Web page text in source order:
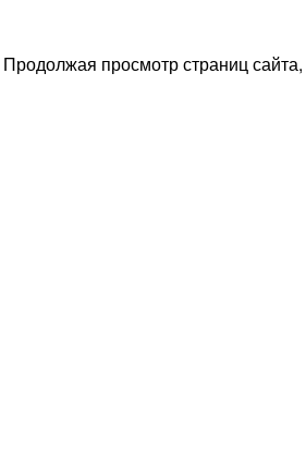
просмотр страниц